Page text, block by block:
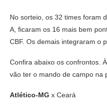
No sorteio, os 32 times foram
A, ficaram os 16 mais bem
CBF. Os demais integraram o
Confira abaixo os confrontos.
vão ter o mando de campo na
Atlético-MG x Ceará